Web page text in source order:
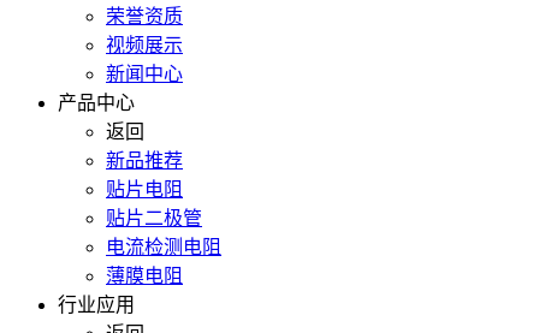
荣誉资质
视频展示
新闻中心
产品中心
返回
新品推荐
贴片电阻
贴片二极管
电流检测电阻
薄膜电阻
行业应用